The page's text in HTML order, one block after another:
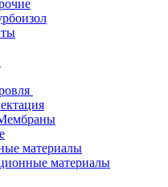
материалы
материалы